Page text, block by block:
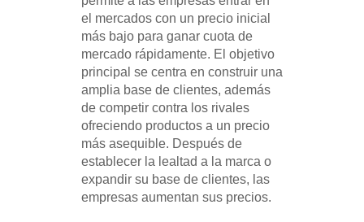
el mercados con un precio inicial
más bajo para ganar cuota de
mercado rápidamente. El objetivo
principal se centra en construir una
amplia base de clientes, además
de competir contra los rivales
ofreciendo productos a un precio
más asequible. Después de
establecer la lealtad a la marca o
expandir su base de clientes, las
empresas aumentan sus precios.